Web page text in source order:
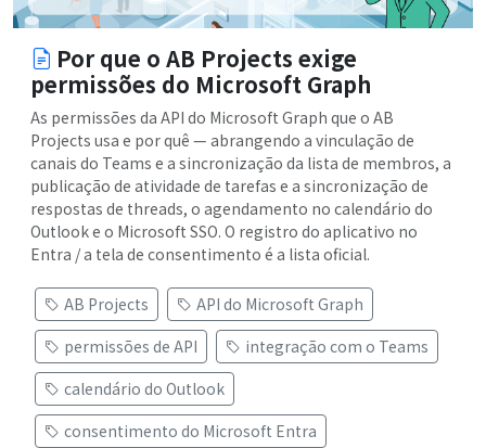
Por que o AB Projects exige
permissões do Microsoft Graph
As permissões da API do Microsoft Graph que o AB
Projects usa e por quê — abrangendo a vinculação de
canais do Teams e a sincronização da lista de membros, a
publicação de atividade de tarefas e a sincronização de
respostas de threads, o agendamento no calendário do
Outlook e o Microsoft SSO. O registro do aplicativo no
Entra / a tela de consentimento é a lista oficial.
AB Projects
API do Microsoft Graph
permissões de API
integração com o Teams
calendário do Outlook
consentimento do Microsoft Entra